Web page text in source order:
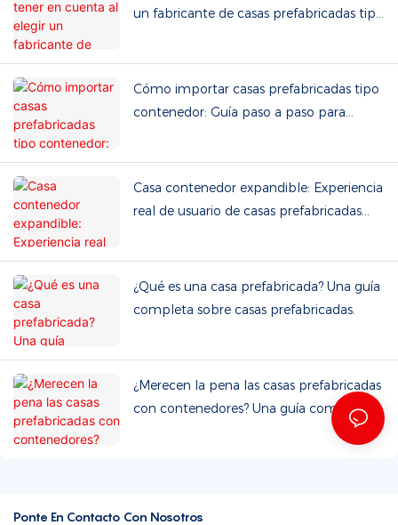
un fabricante de casas prefabricadas tipo
Cómo importar casas prefabricadas tipo
contenedor: Guía paso a paso para
Casa contenedor expandible: Experiencia
real de usuario de casas prefabricadas
¿Qué es una casa prefabricada? Una guía
completa sobre casas prefabricadas.
¿Merecen la pena las casas prefabricadas
con contenedores? Una guía completa
Ponte En Contacto Con Nosotros